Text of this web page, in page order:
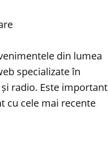
din lumea
specializate în
radio. Este important
cu cele mai recente